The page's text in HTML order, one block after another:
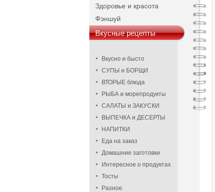
Здоровье и красота
Фэншуй
Вкусные рецепты
Вкусно и бысто
СУПЫ и БОРЩИ
ВТОРЫЕ блюда
РЫБА и морепродукты
САЛАТЫ и ЗАКУСКИ
ВЫПЕЧКА и ДЕСЕРТЫ
НАПИТКИ
Еда на заказ
Домашние заготовки
Интересное о продуктах
Тосты
Разное